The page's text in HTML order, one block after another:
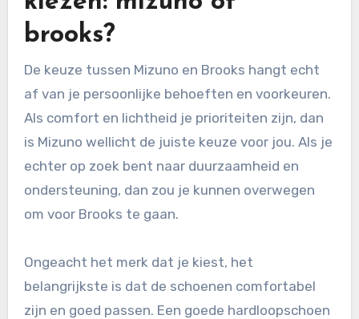
brooks?
De keuze tussen Mizuno en Brooks hangt echt
af van je persoonlijke behoeften en voorkeuren.
Als comfort en lichtheid je prioriteiten zijn, dan
is Mizuno wellicht de juiste keuze voor jou. Als je
echter op zoek bent naar duurzaamheid en
ondersteuning, dan zou je kunnen overwegen
om voor Brooks te gaan.
Ongeacht het merk dat je kiest, het
belangrijkste is dat de schoenen comfortabel
zijn en goed passen. Een goede hardloopschoen